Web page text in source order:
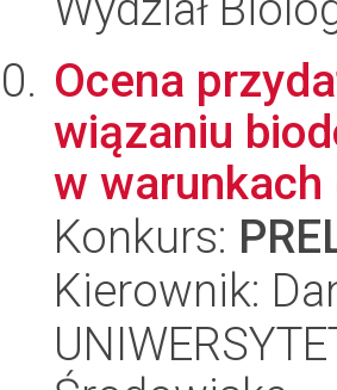
Ocena
wiązaniu
w warunkach
Konkurs:
Kierownik: